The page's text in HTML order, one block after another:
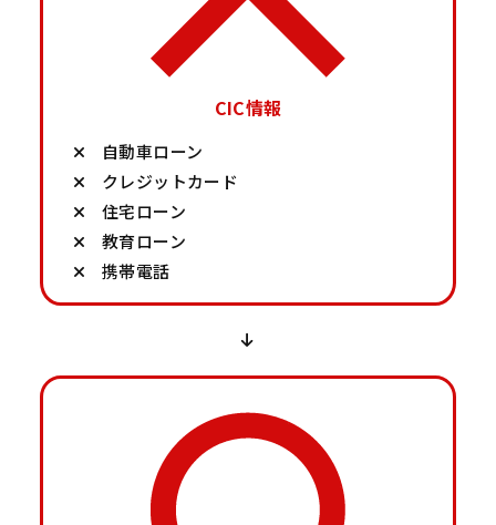
CIC情報
自動車ローン
クレジットカード
住宅ローン
教育ローン
携帯電話